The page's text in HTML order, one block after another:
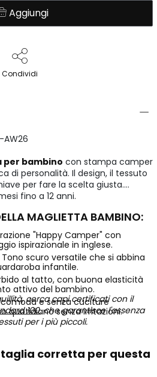
Aggiungi
Condividi
AW26
per bambino con stampa camper
di personalità. Il design, il tessuto
per fare la scelta giusta.
fino a 12 anni.
MAGLIETTA BAMBINO:
"Happy Camper" con
ispirazionale in inglese.
scuro versatile che si abbina
infantile.
al tatto, con buona elasticità
attivo del bambino.
e senza cuciture
quotidiano senza irritazioni.
cerca capi certificati con il
100, che garantisce l'assenza
per i più piccoli.
corretta per questa